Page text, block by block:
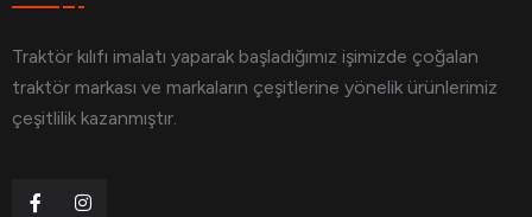
Traktör kılıfı imalatı yaparak başladığımız işimizde çoğalan
traktör markası ve markaların çeşitlerine yönelik ürünlerimiz
çeşitlilik kazanmıştır.